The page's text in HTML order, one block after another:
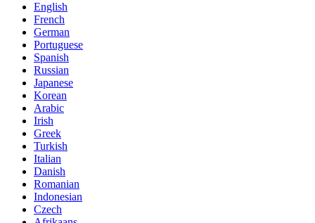
English
French
German
Portuguese
Spanish
Russian
Japanese
Korean
Arabic
Irish
Greek
Turkish
Italian
Danish
Romanian
Indonesian
Czech